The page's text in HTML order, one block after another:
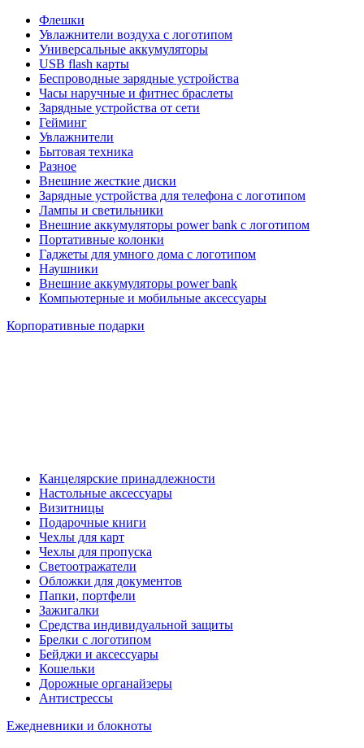
Флешки
Увлажнители воздуха с логотипом
Универсальные аккумуляторы
USB flash карты
Беспроводные зарядные устройства
Часы наручные и фитнес браслеты
Зарядные устройства от сети
Гейминг
Увлажнители
Бытовая техника
Разное
Внешние жесткие диски
Зарядные устройства для телефона с логотипом
Лампы и светильники
Внешние аккумуляторы power bank с логотипом
Портативные колонки
Гаджеты для умного дома с логотипом
Наушники
Внешние аккумуляторы power bank
Компьютерные и мобильные аксессуары
Корпоративные подарки
Канцелярские принадлежности
Настольные аксессуары
Визитницы
Подарочные книги
Чехлы для карт
Чехлы для пропуска
Светоотражатели
Обложки для документов
Папки, портфели
Зажигалки
Средства индивидуальной защиты
Брелки с логотипом
Бейджи и аксессуары
Кошельки
Дорожные органайзеры
Антистрессы
Ежедневники и блокноты